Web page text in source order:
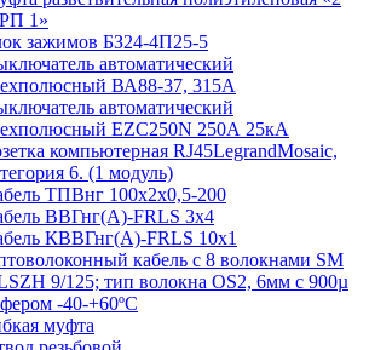
1»
зажимов БЗ24-4П25-5
автоматический
ВА88-37, 315А
автоматический
EZC250N 250А 25кА
компьютерная RJ45LegrandMosaic,
6. (1 модуль)
ТПВнг 100х2х0,5-200
ВВГнг(А)-FRLS 3х4
КВВГнг(А)-FRLS 10х1
кабель с 8 волокнами SM
9/125; тип волокна OS2, 6мм с 900µ
-40-+60ºC
муфта